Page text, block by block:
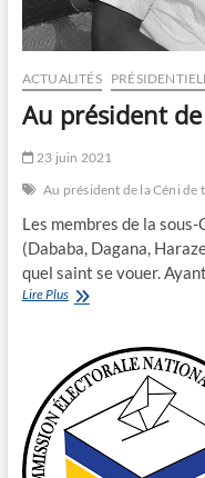
ACTUALITÉS
Au président
23 juin 2021
Au président de la Céni de
Les membres de la
(Dababa, Dagana,
quel saint se vouer.
Lire PlusAu
Céni
de
trancher